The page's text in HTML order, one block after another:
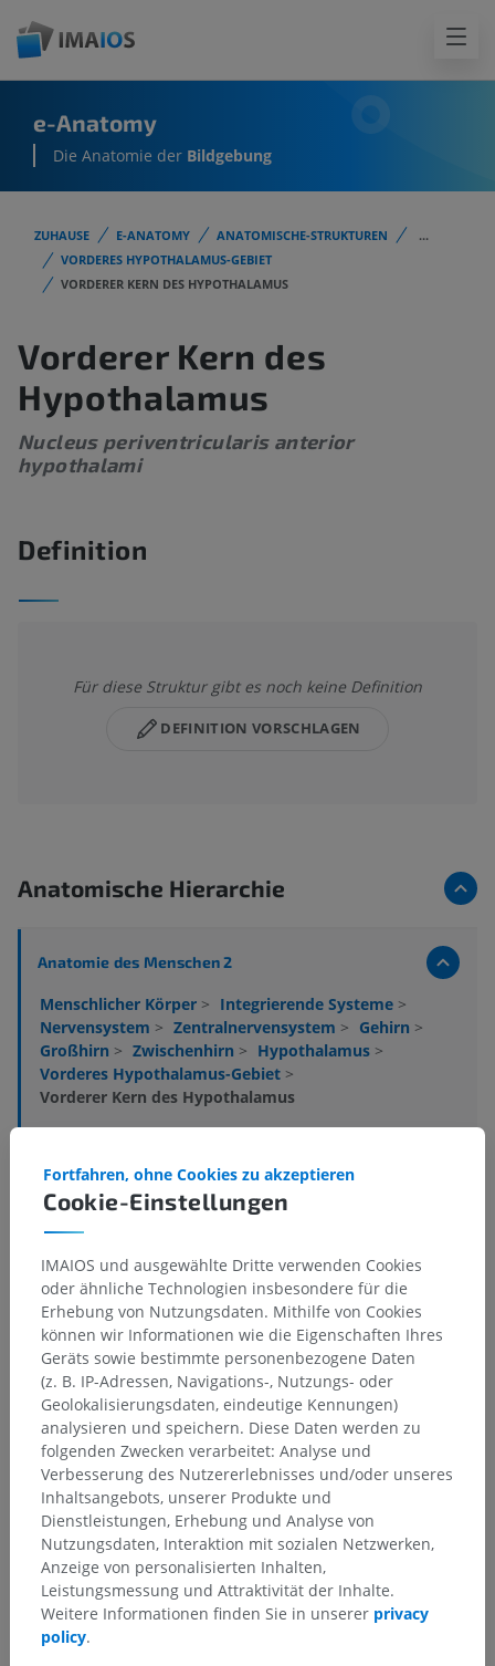
e-Anatomy
Die Anatomie der Bildgebung
ZUHAUSE E-ANATOMY ANATOMISCHE-STRUKTUREN
...
VORDERES HYPOTHALAMUS-GEBIET
VORDERER KERN DES HYPOTHALAMUS
Vorderer Kern des
Hypothalamus
Nucleus periventricularis anterior
hypothalami
Definition
Für diese Struktur gibt es noch keine Definition
DEFINITION VORSCHLAGEN
Anatomische Hierarchie
Anatomie des Menschen 2
Menschlicher Körper > Integrierende Systeme >
Nervensystem > Zentralnervensystem > Gehirn >
Großhirn > Zwischenhirn > Hypothalamus >
Vorderes Hypothalamus-Gebiet >
Vorderer Kern des Hypothalamus
Teil gibt es keine zugehörigen Strukturen
Anatomie des Menschen
Vergleichende Anatomie bei Tieren
Übersetzungen
Sie haben einen Fehler gefunden?
Sie können gerne eine Berichtigung, Übersetzung oder
Cookie-Einstellungen
Fortfahren, ohne Cookies zu akzeptieren
IMAIOS und ausgewählte Dritte verwenden Cookies
oder ähnliche Technologien insbesondere für die
Erhebung von Nutzungsdaten. Mithilfe von Cookies
können wir Informationen wie die Eigenschaften Ihres
Geräts sowie bestimmte personenbezogene Daten
(z. B. IP-Adressen, Navigations-, Nutzungs- oder
Geolokalisierungsdaten, eindeutige Kennungen)
analysieren und speichern. Diese Daten werden zu
folgenden Zwecken verarbeitet: Analyse und
Verbesserung des Nutzererlebnisses und/oder unseres
Inhaltsangebots, unserer Produkte und
Dienstleistungen, Erhebung und Analyse von
Nutzungsdaten, Interaktion mit sozialen Netzwerken,
Anzeige von personalisierten Inhalten,
Leistungsmessung und Attraktivität der Inhalte.
Weitere Informationen finden Sie in unserer privacy
policy.